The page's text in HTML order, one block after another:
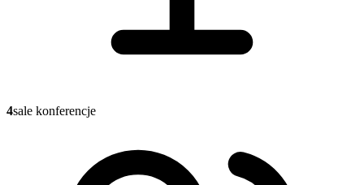
4sale konferencje